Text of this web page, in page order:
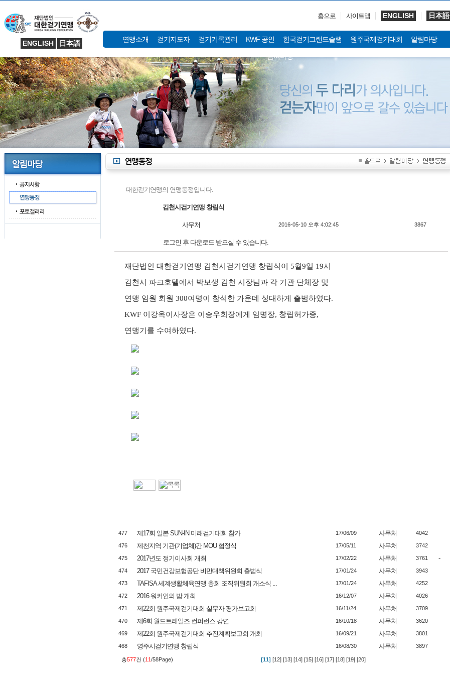
ENGLISH 日本語
홈으로 사이트맵 ENGLISH 日本語
연맹소개 걷기지도자 걷기기록관리 KWF 공인 한국걷기그랜드슬램 원주국제걷기대회 알림마당
참여마당
대한걷기연맹의 연맹동정입니다.
김천시걷기연맹 창립식
사무처 2016-05-10 오후 4:02:45 3867
로그인 후 다운로드 받으실 수 있습니다.
재단법인 대한걷기연맹 김천시걷기연맹 창립식이 5월9일 19시
김천시 파크호텔에서 박보생 김천 시장님과 각 기관 단체장 및
연맹 임원 회원 300여명이 참석한 가운데 성대하게 출범하였다.
KWF 이강옥이사장은 이승우회장에게 임명장, 창립허가증,
연맹기를 수여하였다.
477 제17회 일본 SUN-IN 미래걷기대회 참가 17/06/09 사무처 4042
476 제천지역 기관(기업체)간 MOU 협정식 17/05/11 사무처 3742
475 2017년도 정기이사회 개최 17/02/22 사무처 3761 -
474 2017 국민건강보험공단 비만대책위원회 출범식 17/01/24 사무처 3943
473 TAFISA 세계생활체육연맹 총회 조직위원회 개소식 ... 17/01/24 사무처 4252
472 2016 워커인의 밤 개최 16/12/07 사무처 4026
471 제22회 원주국제걷기대회 실무자 평가보고회 16/11/24 사무처 3709
470 제6회 월드트레일즈 컨퍼런스 강연 16/10/18 사무처 3620
469 제22회 원주국제걷기대회 추진계획보고회 개최 16/09/21 사무처 3801
468 영주시걷기연맹 창립식 16/08/30 사무처 3897
총577건 (11/58Page) [11] [12] [13] [14] [15] [16] [17] [18] [19] [20]